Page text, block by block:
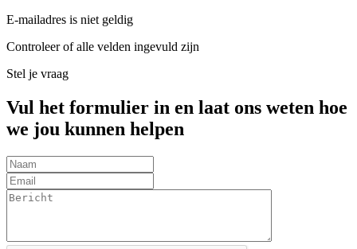
E-mailadres is niet geldig
Controleer of alle velden ingevuld zijn
Stel je vraag
Vul het formulier in en laat ons weten hoe
we jou kunnen helpen